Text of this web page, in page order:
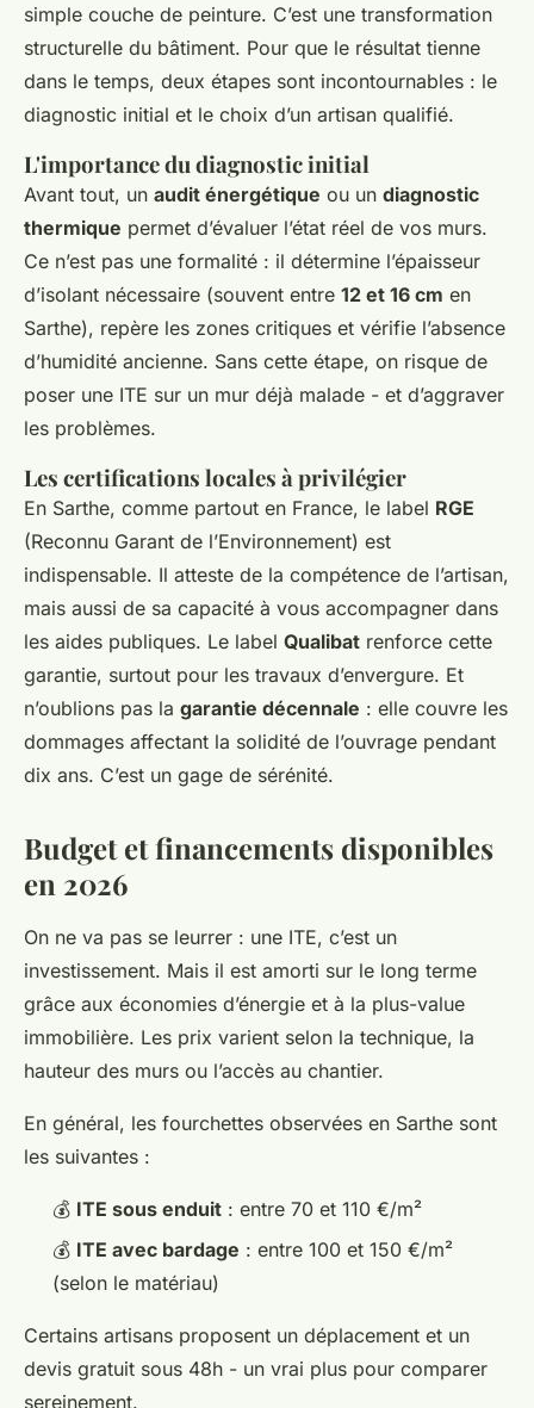
simple couche de peinture. C’est une transformation
structurelle du bâtiment. Pour que le résultat tienne
dans le temps, deux étapes sont incontournables : le
diagnostic initial et le choix d’un artisan qualifié.
L'importance du diagnostic initial
Avant tout, un audit énergétique ou un diagnostic
thermique permet d’évaluer l’état réel de vos murs.
Ce n’est pas une formalité : il détermine l’épaisseur
d’isolant nécessaire (souvent entre 12 et 16 cm en
Sarthe), repère les zones critiques et vérifie l’absence
d’humidité ancienne. Sans cette étape, on risque de
poser une ITE sur un mur déjà malade - et d’aggraver
les problèmes.
Les certifications locales à privilégier
En Sarthe, comme partout en France, le label RGE
(Reconnu Garant de l’Environnement) est
indispensable. Il atteste de la compétence de l’artisan,
mais aussi de sa capacité à vous accompagner dans
les aides publiques. Le label Qualibat renforce cette
garantie, surtout pour les travaux d’envergure. Et
n’oublions pas la garantie décennale : elle couvre les
dommages affectant la solidité de l’ouvrage pendant
dix ans. C’est un gage de sérénité.
Budget et financements disponibles
en 2026
On ne va pas se leurrer : une ITE, c’est un
investissement. Mais il est amorti sur le long terme
grâce aux économies d’énergie et à la plus-value
immobilière. Les prix varient selon la technique, la
hauteur des murs ou l’accès au chantier.
En général, les fourchettes observées en Sarthe sont
les suivantes :
💰 ITE sous enduit : entre 70 et 110 €/m²
💰 ITE avec bardage : entre 100 et 150 €/m²
(selon le matériau)
Certains artisans proposent un déplacement et un
devis gratuit sous 48h - un vrai plus pour comparer
sereinement.